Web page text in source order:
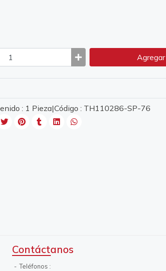
Agregar
: 1 Pieza|Código : TH110286-SP-76
Contáctanos
Teléfonos